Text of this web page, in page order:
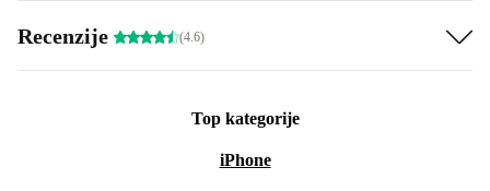
Recenzije (4.6)
Top kategorije
iPhone